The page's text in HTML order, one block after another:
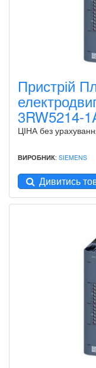
Пристрій
3RW5214-
ЦІНА без
ВИРОБНИК: SIEMENS
Дивитись